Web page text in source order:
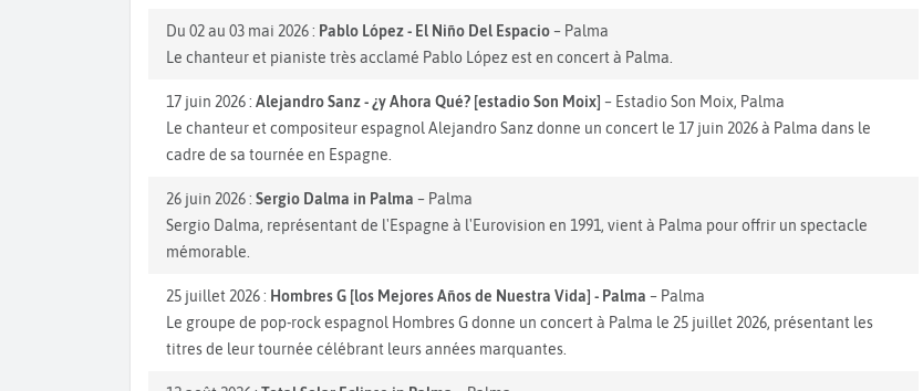
Du 02 au 03 mai 2026 : Pablo López - El Niño Del Espacio– Palma
Le chanteur et pianiste très acclamé Pablo López est en concert à Palma.
17 juin 2026 : Alejandro Sanz - ¿y Ahora Qué? [estadio Son Moix] – Estadio Son Moix, Palma
Le chanteur et compositeur espagnol Alejandro Sanz donne un concert le 17 juin 2026 à Palma dans le
cadre de sa tournée en Espagne.
26 juin 2026 : Sergio Dalma in Palma – Palma
Sergio Dalma, représentant de l'Espagne à l'Eurovision en 1991, vient à Palma pour offrir un spectacle
mémorable.
25 juillet 2026 : Hombres G [los Mejores Años de Nuestra Vida] - Palma – Palma
Le groupe de pop-rock espagnol Hombres G donne un concert à Palma le 25 juillet 2026, présentant les
titres de leur tournée célébrant leurs années marquantes.